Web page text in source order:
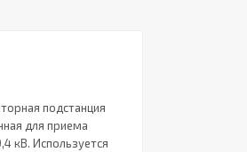
подстанция
для приема
кВ. Используется